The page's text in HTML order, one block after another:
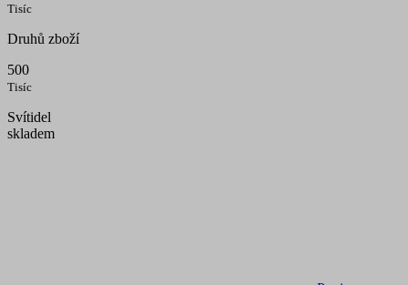
Tisíc
Druhů zboží
500
Tisíc
Svítidel
skladem